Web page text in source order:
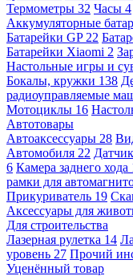
Термометры 32 Часы 4
Аккумуляторные
Батарейки GP 22
Батарейки Xiaomi 2
Настольные игры и
Бокалы, кружки 138
радиоуправляемые
Мотоциклы 16
Автотовары
Автоаксессуары 28
Автомобиля 22
6 Камера заднего хода
рамки для
Прикуриватель 19
Аксессуары для
Для строительства
Лазерная рулетка 14
уровень 27 Прочий
Уценённый товар